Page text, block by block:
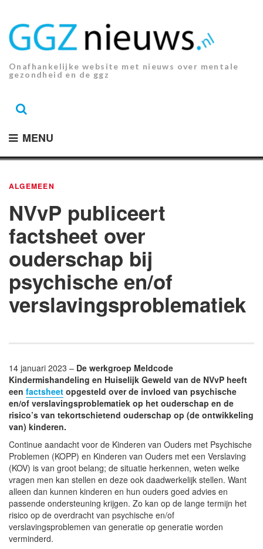
inhoud.
Onafhankelijke website met nieuws over mentale
gezondheid en de ggz
MENU
ALGEMEEN
NVvP publiceert
factsheet over
ouderschap bij
psychische en/of
verslavingsproblematiek
14 januari 2023 – De werkgroep Meldcode
Kindermishandeling en Huiselijk Geweld van de NVvP heeft
een factsheet opgesteld over de invloed van psychische
en/of verslavingsproblematiek op het ouderschap en de
risico’s van tekortschietend ouderschap op (de ontwikkeling
van) kinderen.
Continue aandacht voor de Kinderen van Ouders met Psychische
Problemen (KOPP) en Kinderen van Ouders met een Verslaving
(KOV) is van groot belang; de situatie herkennen, weten welke
vragen men kan stellen en deze ook daadwerkelijk stellen. Want
alleen dan kunnen kinderen en hun ouders goed advies en
passende ondersteuning krijgen. Zo kan op de lange termijn het
risico op de overdracht van psychische en/of
verslavingsproblemen van generatie op generatie worden
verminderd.